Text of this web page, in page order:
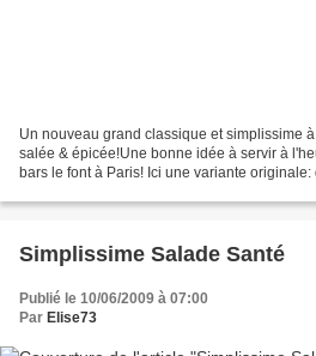
Un nouveau grand classique et simplissime
salée & épicée!Une bonne idée à servir à
bars le font à Paris! Ici une variante
Simplissime Salade Santé
Publié le 10/06/2009 à 07:00
Par Elise73